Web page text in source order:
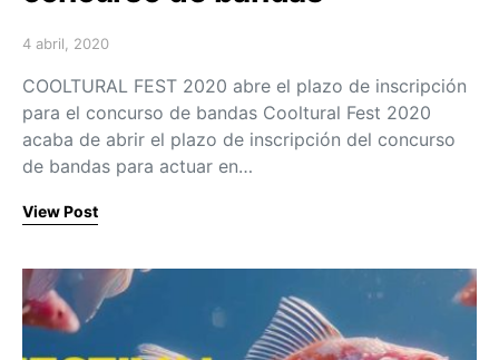
Posted on
4 abril, 2020
COOLTURAL FEST 2020 abre el plazo de inscripción
para el concurso de bandas Cooltural Fest 2020
acaba de abrir el plazo de inscripción del concurso
de bandas para actuar en…
View Post